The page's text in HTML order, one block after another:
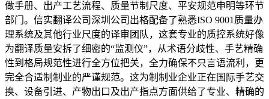
做手册、出产工艺流程、质量节制尺度、平安规范申明等环节
部门。信实翻译公司深圳公司出格配备了熟悉ISO 9001质量办
理系统及其他行业尺度的译审团队，这套专业的质控系统好像
为翻译质量安拆了细密的“监测仪”，从术语分歧性、手艺精确
性到格局规范性进行全方位把关，全力确保不只言语流利，更
完全合适制制业的严谨规范。这为制制业企业正在国际手艺交
换、设备引进、产物出口及出产指点方面供给了专业、精确的